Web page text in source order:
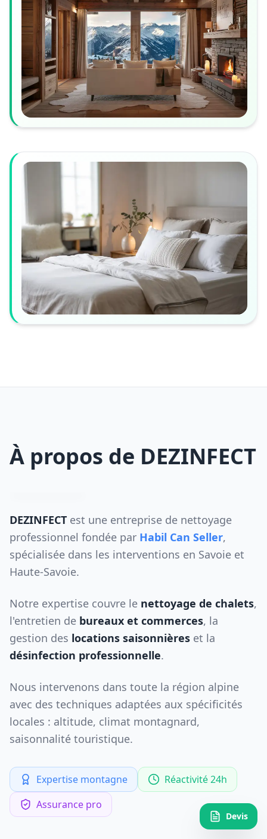
À propos de DEZINFECT
DEZINFECT est une entreprise de nettoyage
professionnel fondée par Habil Can Seller,
spécialisée dans les interventions en Savoie et
Haute-Savoie.
Notre expertise couvre le nettoyage de chalets,
l'entretien de bureaux et commerces, la
gestion des locations saisonnières et la
désinfection professionnelle.
Nous intervenons dans toute la région alpine
avec des techniques adaptées aux spécificités
locales : altitude, climat montagnard,
saisonnalité touristique.
Expertise montagne
Réactivité 24h
Assurance pro
Devis